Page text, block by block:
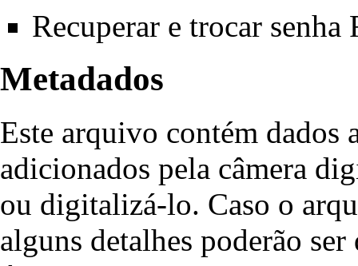
Recuperar e trocar
Metadados
Este arquivo contém dados
adicionados pela câmera
ou digitalizá-lo. Caso o
alguns detalhes poderão